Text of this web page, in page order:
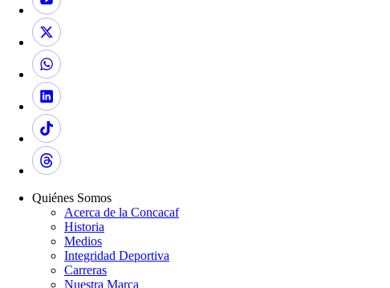
Quiénes Somos
Acerca de la Concacaf
Historia
Medios
Integridad Deportiva
Carreras
Nuestra Marca